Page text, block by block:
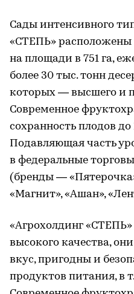
Сады интенсивного
«СТЕПЬ» расположены
на площади в 751 га,
более 30 тыс. тонн
которых — высшего и
Современное
сохранность плодов до
Подавляющая часть
в федеральные
(бренды —
«Магнит», «Ашан»,
«Агрохолдинг
высокого качества,
вкус, пригодны и
продуктов питания, в